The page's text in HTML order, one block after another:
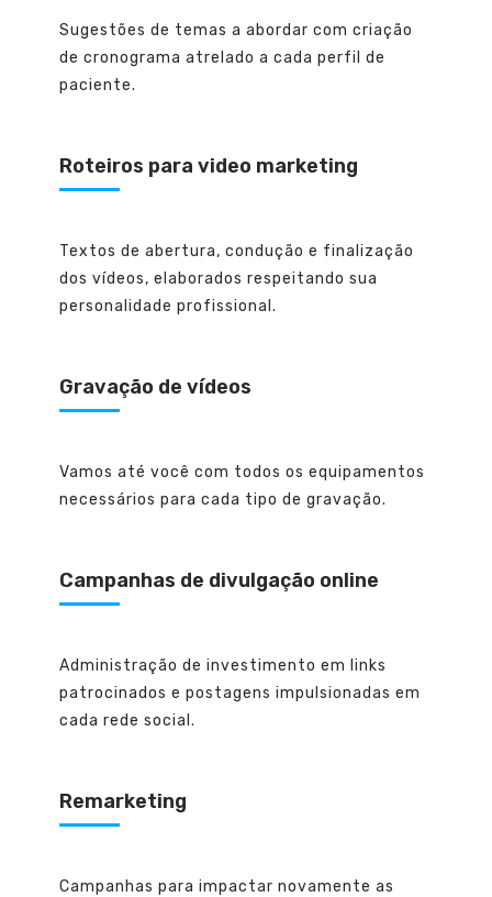
Sugestões de temas a abordar com criação
de cronograma atrelado a cada perfil de
paciente.
Roteiros para video marketing
Textos de abertura, condução e finalização
dos vídeos, elaborados respeitando sua
personalidade profissional.
Gravação de vídeos
Vamos até você com todos os equipamentos
necessários para cada tipo de gravação.
Campanhas de divulgação online
Administração de investimento em links
patrocinados e postagens impulsionadas em
cada rede social.
Remarketing
Campanhas para impactar novamente as